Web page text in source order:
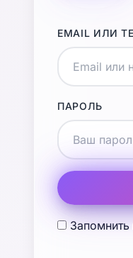
EMAIL ИЛИ
ПАРОЛЬ